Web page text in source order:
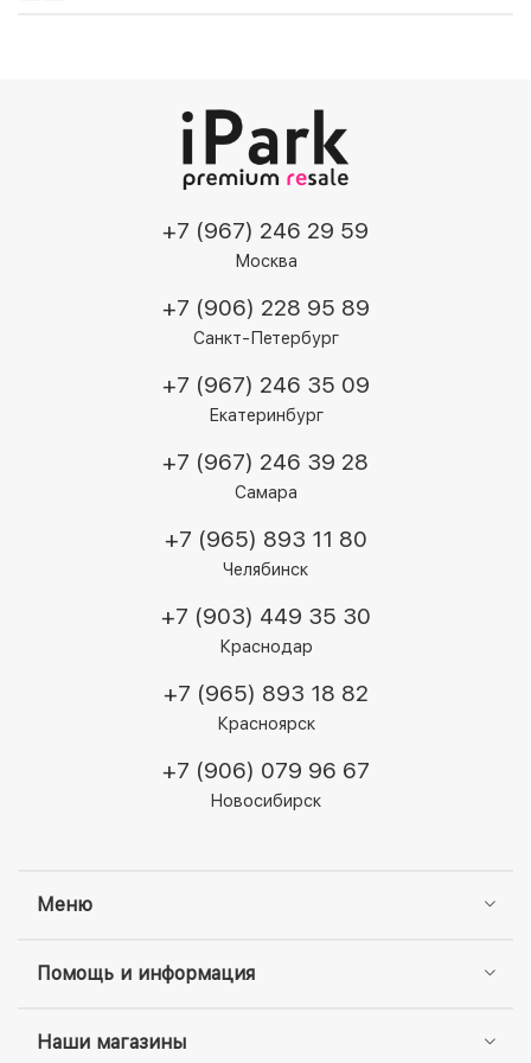
Меню
Помощь и информация
Наши магазины
+7 (967) 246 29 59
Москва
+7 (906) 228 95 89
Санкт-Петербург
+7 (967) 246 35 09
Екатеринбург
+7 (967) 246 39 28
Самара
+7 (965) 893 11 80
Челябинск
+7 (903) 449 35 30
Краснодар
+7 (965) 893 18 82
Красноярск
+7 (906) 079 96 67
Новосибирск